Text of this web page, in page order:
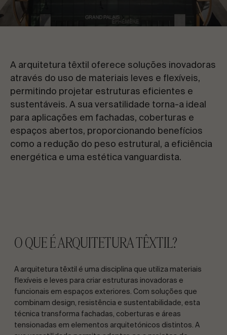
VER TUDO
VAMOS FALAR SOBRE O SEU PROJETO
A arquitetura têxtil oferece soluções inovadoras
através do uso de materiais leves e flexíveis,
permitindo projetar estruturas eficientes e
sustentáveis. A sua versatilidade torna-a ideal
para aplicações em fachadas, coberturas e
espaços abertos, proporcionando benefícios
como a redução do peso estrutural, a eficiência
energética e uma estética vanguardista.
O QUE É ARQUITETURA TÊXTIL?
A arquitetura têxtil é uma disciplina que utiliza materiais
flexíveis e leves para criar estruturas inovadoras e
funcionais em espaços exteriores. Com soluções que
combinam design, resistência e sustentabilidade, esta
técnica transforma fachadas, coberturas e áreas
tensionadas em elementos arquitetónicos distintos. A